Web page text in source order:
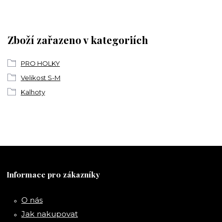
Zboží zařazeno v kategoriích
PRO HOLKY
Velikost S-M
Kalhoty
Informace pro zákazníky
O nás
Jak nakupovat